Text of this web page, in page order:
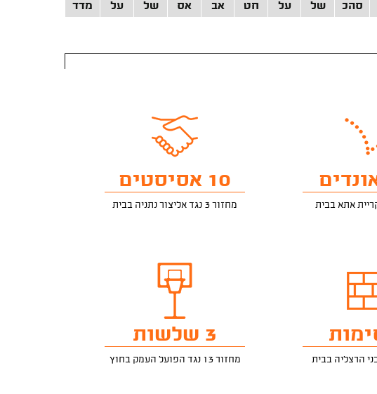
סהכ של על חט אב אס של על מדד
10 אסיסטים
מחזור 3 נגד אליצור נתניה בבית
3 שלשות
מחזור 13 נגד הפועל העמק בחוץ